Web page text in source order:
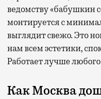
ведомству «бабушкин
монтируется с
выглядит свежо. Это
нам всем эстетики,
Работает лучше
Как Москва